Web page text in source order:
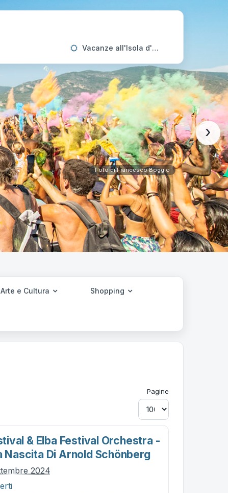
Vacanze all'Isola d'Elba
Foto di Francesco Boggio
›
Arte e Cultura Shopping
Pagine
& Elba Festival Orchestra -
Nascita Di Arnold Schönberg
2024